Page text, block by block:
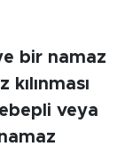
bir namaz
veya